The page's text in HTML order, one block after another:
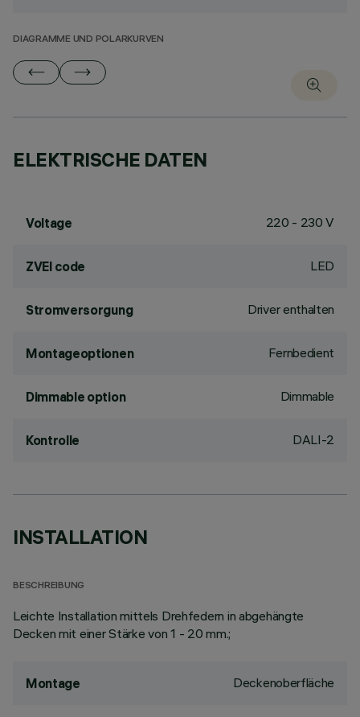
DIAGRAMME UND POLARKURVEN
ELEKTRISCHE DATEN
Voltage 220 - 230 V
ZVEI code LED
Stromversorgung Driver enthalten
Montageoptionen Fernbedient
Dimmable option Dimmable
Kontrolle DALI-2
INSTALLATION
BESCHREIBUNG
Leichte Installation mittels Drehfedern in abgehängte
Decken mit einer Stärke von 1 - 20 mm.;
Montage Deckenoberfläche